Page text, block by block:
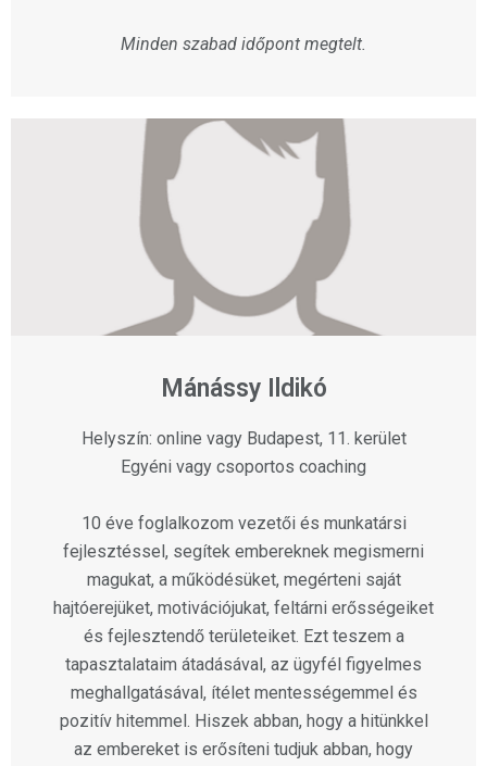
Minden szabad időpont megtelt.
Mánássy Ildikó
Helyszín: online vagy Budapest, 11. kerület
Egyéni vagy csoportos coaching
10 éve foglalkozom vezetői és munkatársi
fejlesztéssel, segítek embereknek megismerni
magukat, a működésüket, megérteni saját
hajtóerejüket, motivációjukat, feltárni erősségeiket
és fejlesztendő területeiket. Ezt teszem a
tapasztalataim átadásával, az ügyfél figyelmes
meghallgatásával, ítélet mentességemmel és
pozitív hitemmel. Hiszek abban, hogy a hitünkkel
az embereket is erősíteni tudjuk abban, hogy